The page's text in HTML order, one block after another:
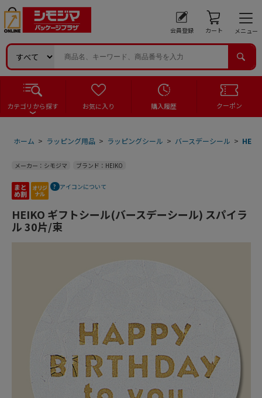
会員登録 カート メニュー
カテゴリから探す お気に入り 購入履歴 クーポン
ホーム > ラッピング用品 > ラッピングシール > バースデーシール >
メーカー：シモジマ ブランド：HEIKO
アイコンについて
HEIKO ギフトシール(バースデーシール) スパイラ
ル 30片/束